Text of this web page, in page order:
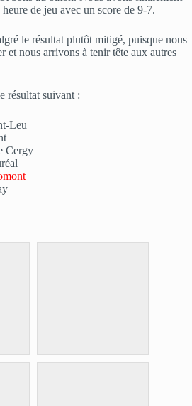
de jeu avec un score de 9-7.
le résultat plutôt mitigé, puisque nous
et nous arrivons à tenir tête aux autres
résultat suivant :
Leu
Cergy